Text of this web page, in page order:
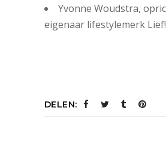
Yvonne Woudstra,
eigenaar lifestylemerk
DELEN: